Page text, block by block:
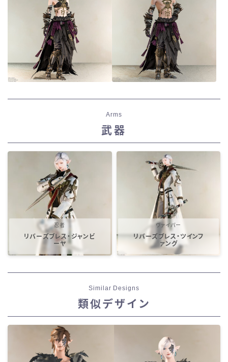
Arms
武器
忍者
リバーズブレス・ジャンビ
ーヤ
ヴァイパー
リバーズブレス・ツインフ
ァング
Similar Designs
類似デザイン